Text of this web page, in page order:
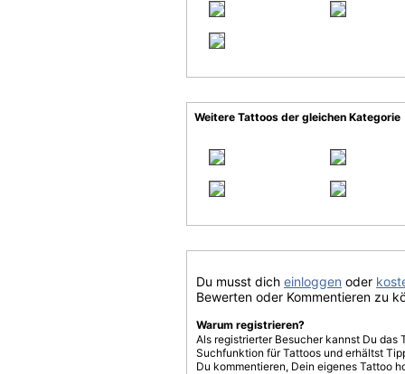
Weitere Tattoos der gleichen Kategorie
Du musst dich einloggen oder
Bewerten oder Kommentieren zu
Warum registrieren?
Als registrierter Besucher kannst Du
Suchfunktion für Tattoos und erhältst
Du kommentieren, Dein eigenes Tattoo